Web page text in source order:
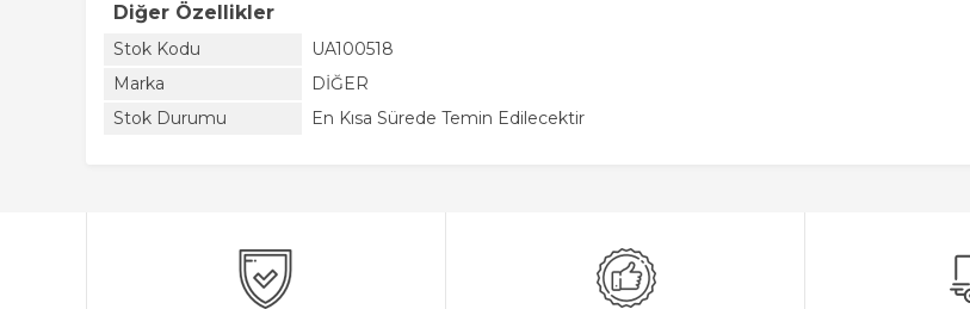
Diğer Özellikler
Stok Kodu
UA100518
Marka
DİĞER
Stok Durumu
En Kısa Sürede Temin Edilecektir